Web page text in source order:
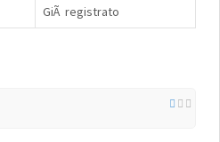
GiÃ registrato